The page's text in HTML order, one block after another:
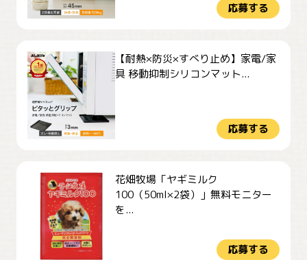
応募する
【耐熱×防災×すべり止め】家電/家
具 移動抑制シリコンマット...
応募する
花畑牧場「ヤギミルク
100（50ml×2袋）」無料モニター
を...
応募する